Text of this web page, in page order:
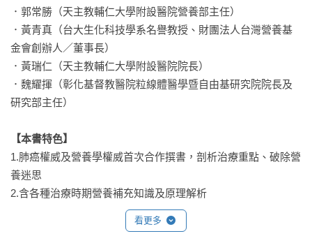
．郭常勝（天主教輔仁大學附設醫院營養部主任）
．黃青真（台大生化科技學系名譽教授、財團法人台灣營養基
金會創辦人／董事長）
．黃瑞仁（天主教輔仁大學附設醫院院長）
．魏耀揮（彰化基督教醫院粒線體醫學暨自由基研究院院長及
研究部主任）
【本書特色】
1.肺癌權威及營養學權威首次合作撰書，剖析治療重點、破除營
養迷思
2.含各種治療時期營養補充知識及原理解析
3.附完整營養評估偕同肺癌治療流程圖
4.專業營養師根據臨床經驗，設計治療各階段適用食譜
看更多